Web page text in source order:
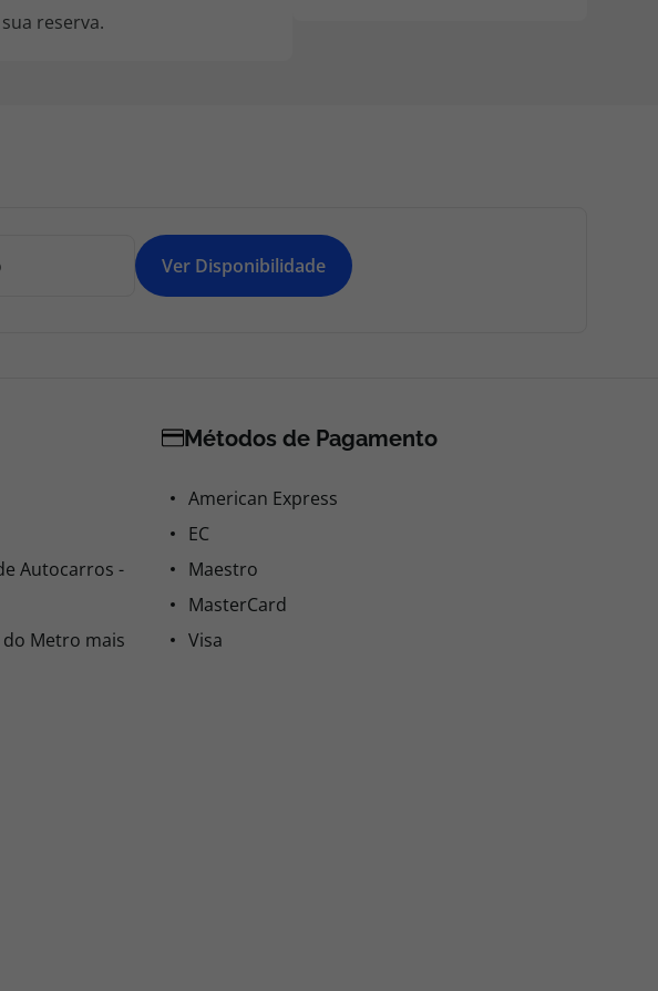
reserva.
Ver Disponibilidade
Autocarros -
Metro mais
Métodos de Pagamento
American Express
EC
Maestro
MasterCard
Visa